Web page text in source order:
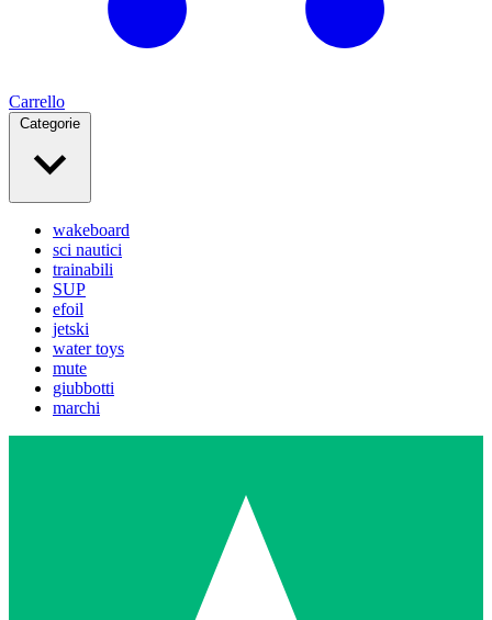
Carrello
Categorie
wakeboard
sci nautici
trainabili
SUP
efoil
jetski
water toys
mute
giubbotti
marchi